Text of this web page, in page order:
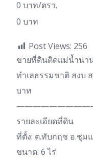
0 บาท/ตรว.
0 บาท
Post Views: 256
ขายที่ดินติดแม่น้ำน่า
ทำเลธรรมชาติ สงบ
บาท
รายละเอียดที่ดิน
ที่ตั้ง: ต.ทับกฤช อ.ชุม
ขนาด: 6 ไร่